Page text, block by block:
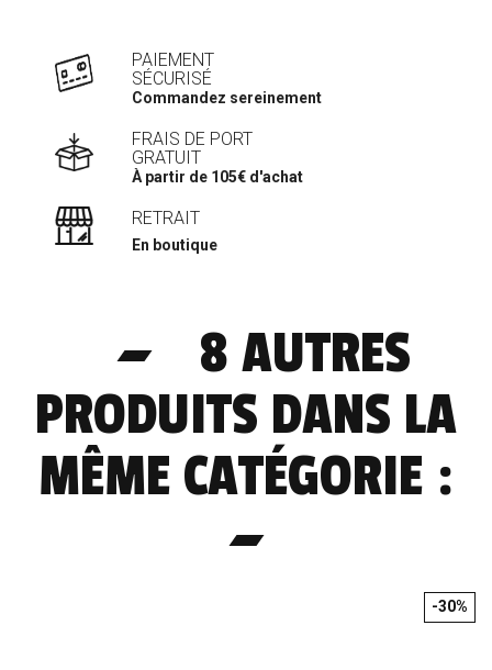
PAIEMENT
SÉCURISÉ
Commandez sereinement
FRAIS DE PORT
GRATUIT
À partir de 105€ d'achat
RETRAIT
En boutique
8 AUTRES
PRODUITS DANS LA
MÊME CATÉGORIE :
-30%